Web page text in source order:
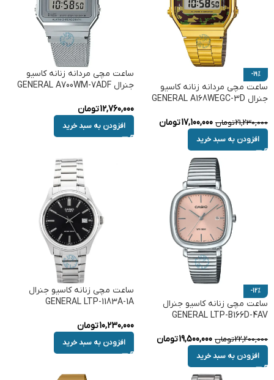
-19%
ساعت مچی مردانه زنانه کاسیو
جنرال GENERAL A168WEGC-3D
21,230,000تومان 17,100,000تومان
افزودن به سبد خرید
ساعت مچی مردانه زنانه کاسیو
جنرال GENERAL A700WM-7ADF
12,760,000تومان
افزودن به سبد خرید
-12%
ساعت مچی زنانه کاسیو جنرال
GENERAL LTP-B166D-4AV
22,200,000تومان 19,500,000تومان
افزودن به سبد خرید
ساعت مچی زنانه کاسیو جنرال
GENERAL LTP-1183A-1A
10,230,000تومان
افزودن به سبد خرید